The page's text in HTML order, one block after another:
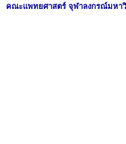
คณะแพทยศาสตร์ จุฬาลงกรณ์มหาวิ